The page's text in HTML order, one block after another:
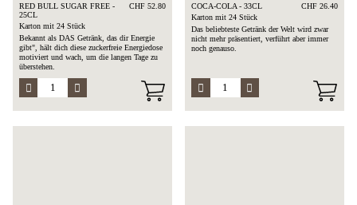
RED BULL SUGAR FREE -
25CL
CHF 52.80
Karton mit 24 Stück
Bekannt als DAS Getränk, das dir Energie
gibt", hält dich diese zuckerfreie Energiedose
motiviert und wach, um die langen Tage zu
überstehen.
Zusammensetzung: Wasser mit Kohlensäure,
Säuerungsmittel, Taurin, Süßungsmittel,
Allergen: Koffein
COCA-COLA - 33CL
CHF 26.40
Karton mit 24 Stück
Das beliebteste Getränk der Welt wird zwar
nicht mehr präsentiert, verführt aber immer
noch genauso.
Zucker, Farbstoff, Karamell,
Säuerungsmittel, natürliche Aromen
(einschließlich Cafein)